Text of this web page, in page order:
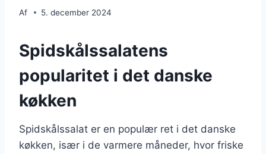
Af 5. december 2024
Spidskålssalatens
popularitet i det danske
køkken
Spidskålssalat er en populær ret i det danske
køkken, især i de varmere måneder, hvor friske